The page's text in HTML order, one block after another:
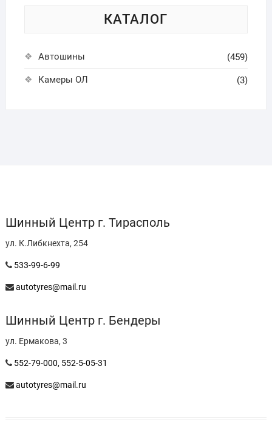
КАТАЛОГ
Автошины (459)
Камеры ОЛ (3)
Шинный Центр г. Тирасполь
ул. К.Либкнехта, 254
533-99-6-99
autotyres@mail.ru
Шинный Центр г. Бендеры
ул. Ермакова, 3
552-79-000, 552-5-05-31
autotyres@mail.ru